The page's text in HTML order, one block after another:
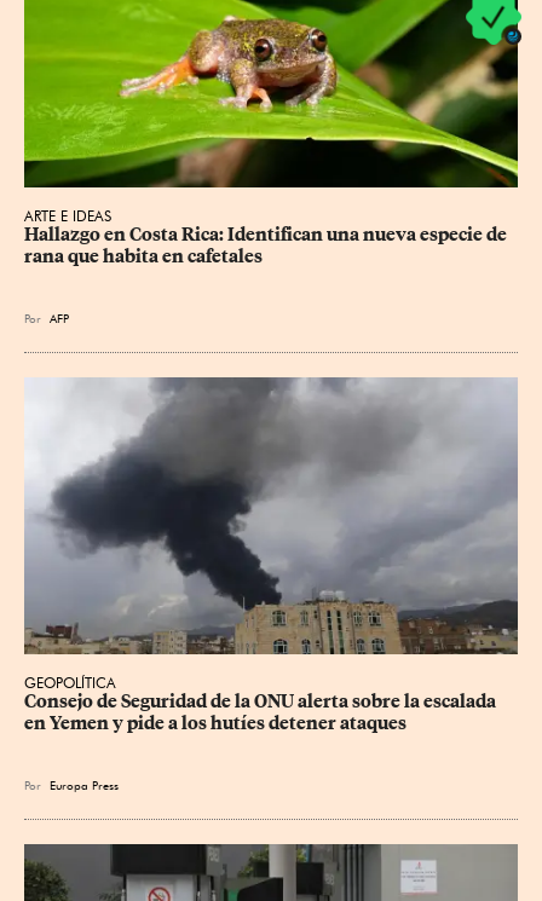
ARTE E IDEAS
Hallazgo en Costa Rica: Identifican una nueva especie de
rana que habita en cafetales
Por AFP
GEOPOLÍTICA
Consejo de Seguridad de la ONU alerta sobre la escalada
en Yemen y pide a los hutíes detener ataques
Por Europa Press